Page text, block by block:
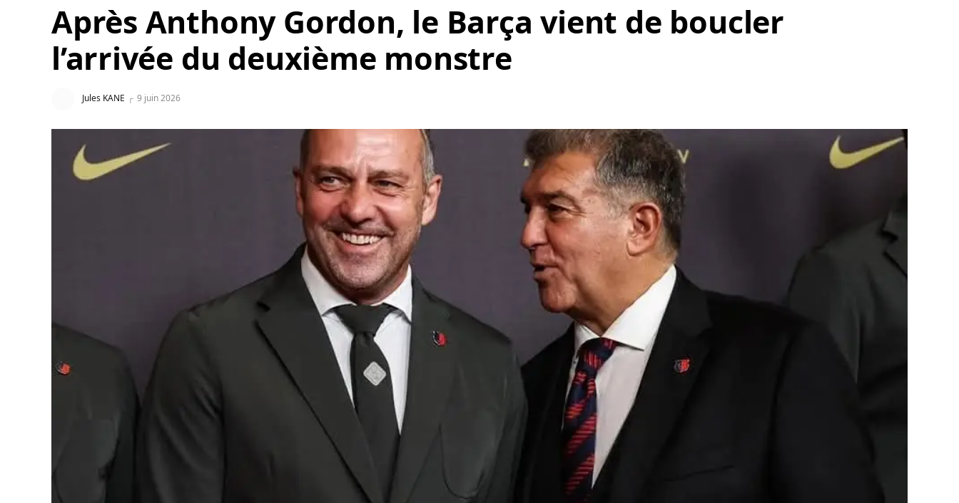
Après Anthony Gordon, le Barça vient de boucler
l’arrivée du deuxième monstre
Jules KANE 9 juin 2026